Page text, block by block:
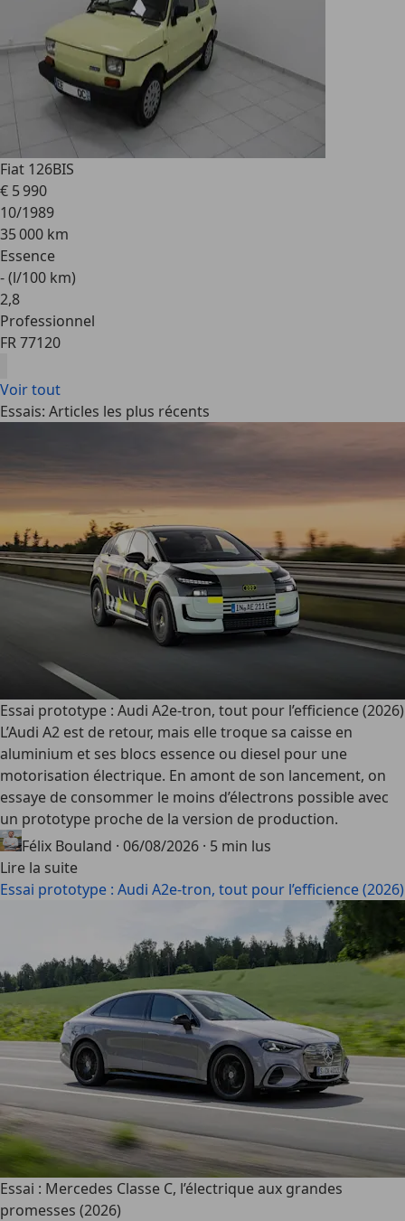
Fiat 126BIS
€ 5 990
10/1989
35 000 km
Essence
- (l/100 km)
2,8
Professionnel
FR 77120
Voir tout
Essais: Articles les plus récents
Essai prototype : Audi A2e-tron, tout pour l’efficience (2026)
L’Audi A2 est de retour, mais elle troque sa caisse en
aluminium et ses blocs essence ou diesel pour une
motorisation électrique. En amont de son lancement, on
essaye de consommer le moins d’électrons possible avec
un prototype proche de la version de production.
Félix Bouland · 06/08/2026 · 5 min lus
Lire la suite
Essai prototype : Audi A2e-tron, tout pour l’efficience (2026)
Essai : Mercedes Classe C, l’électrique aux grandes
promesses (2026)